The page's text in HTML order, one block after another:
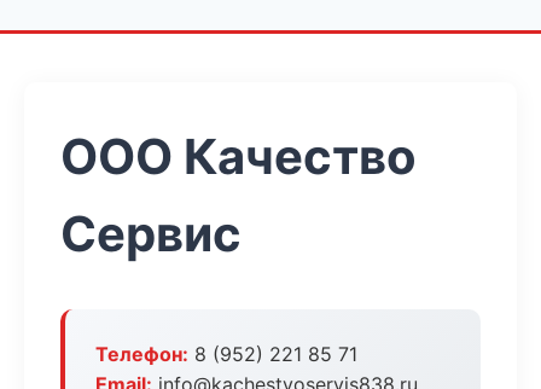
ООО Качество
Сервис
Телефон: 8 (952) 221 85 71
Email: info@kachestvoservis838.ru